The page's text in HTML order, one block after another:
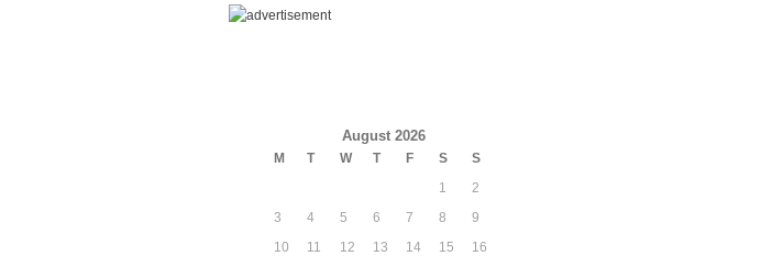
August 2026
M T W T F S S
1
2
3
4 5 6 7 8
9
10
11 12 13 14 15
16